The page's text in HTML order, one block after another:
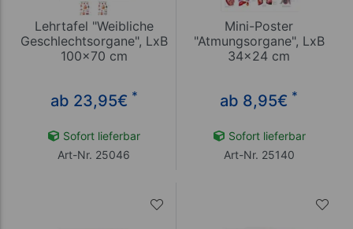
Lehrtafel "Weibliche
Geschlechtsorgane", LxB
100x70 cm
ab 23,95€ *
Sofort lieferbar
Art-Nr. 25046
Mini-Poster
"Atmungsorgane", LxB
34x24 cm
ab 8,95€ *
Sofort lieferbar
Art-Nr. 25140